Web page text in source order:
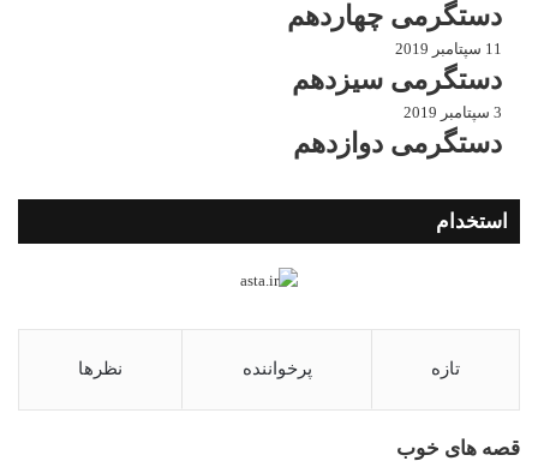
دستگرمی چهاردهم
11 سپتامبر 2019
دستگرمی سیزدهم
3 سپتامبر 2019
دستگرمی دوازدهم
استخدام
تازه پرخواننده نظرها
قصه های خوب